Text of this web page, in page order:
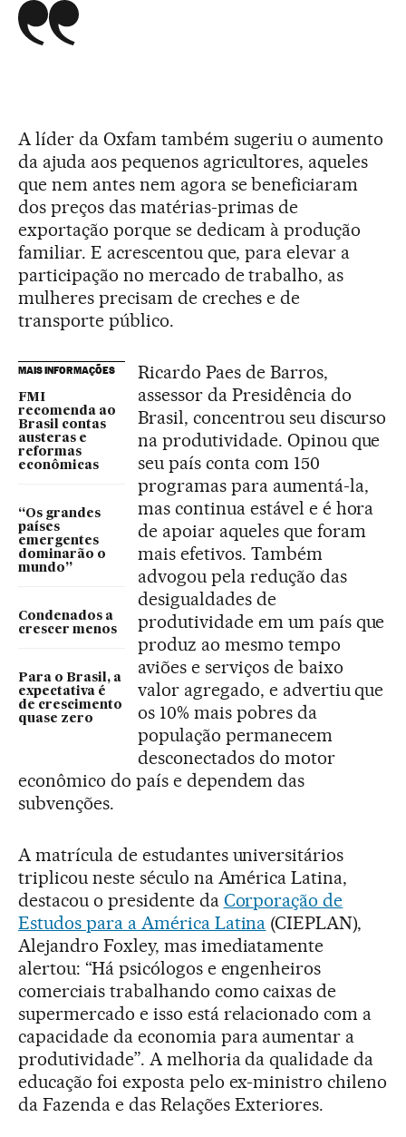
A líder da Oxfam também sugeriu o aumento
da ajuda aos pequenos agricultores, aqueles
que nem antes nem agora se beneficiaram
dos preços das matérias-primas de
exportação porque se dedicam à produção
familiar. E acrescentou que, para elevar a
participação no mercado de trabalho, as
mulheres precisam de creches e de
transporte público.
MAIS INFORMAÇÕES
FMI
recomenda ao
Brasil contas
austeras e
reformas
econômicas
“Os grandes
países
emergentes
dominarão o
mundo”
Condenados a
crescer menos
Para o Brasil, a
expectativa é
de crescimento
quase zero
Ricardo Paes de Barros,
assessor da Presidência do
Brasil, concentrou seu discurso
na produtividade. Opinou que
seu país conta com 150
programas para aumentá-la,
mas continua estável e é hora
de apoiar aqueles que foram
mais efetivos. Também
advogou pela redução das
desigualdades de
produtividade em um país que
produz ao mesmo tempo
aviões e serviços de baixo
valor agregado, e advertiu que
os 10% mais pobres da
população permanecem
desconectados do motor
econômico do país e dependem das
subvenções.
A matrícula de estudantes universitários
triplicou neste século na América Latina,
destacou o presidente da Corporação de
Estudos para a América Latina (CIEPLAN),
Alejandro Foxley, mas imediatamente
alertou: “Há psicólogos e engenheiros
comerciais trabalhando como caixas de
supermercado e isso está relacionado com a
capacidade da economia para aumentar a
produtividade”. A melhoria da qualidade da
educação foi exposta pelo ex-ministro chileno
da Fazenda e das Relações Exteriores.